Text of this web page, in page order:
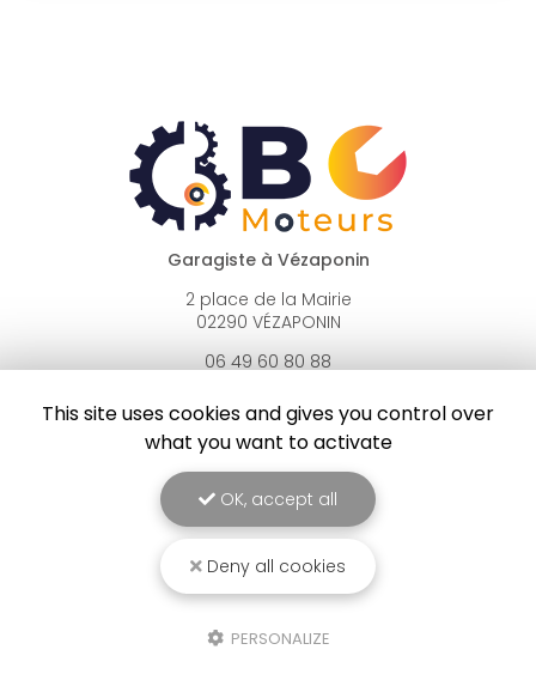
Garagiste à Vézaponin
2 place de la Mairie
02290 VÉZAPONIN
06 49 60 80 88
Lundi au vendredi
8h - 12h / 14h - 18h
Samedi 8h - 13h
Suivez-nous sur les réseaux sociaux :
This site uses cookies and gives you control over
what you want to activate
OK, accept all
Deny all cookies
PERSONALIZE